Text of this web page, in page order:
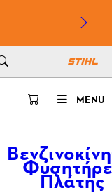
MENU
Πλάτης